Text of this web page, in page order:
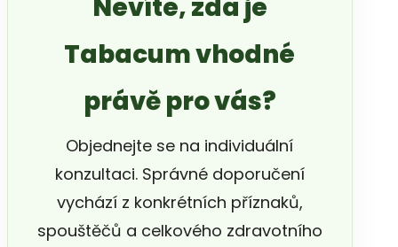
Nevíte, zda je
Tabacum vhodné
právě pro vás?
Objednejte se na individuální
konzultaci. Správné doporučení
vychází z konkrétních příznaků,
spouštěčů a celkového zdravotního